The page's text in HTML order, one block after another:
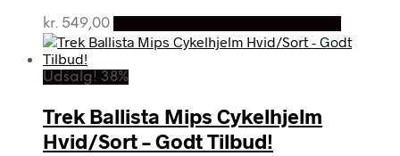
kr. 549,00
Udsalg! 38%
Trek Ballista Mips Cykelhjelm
Hvid/Sort – Godt Tilbud!